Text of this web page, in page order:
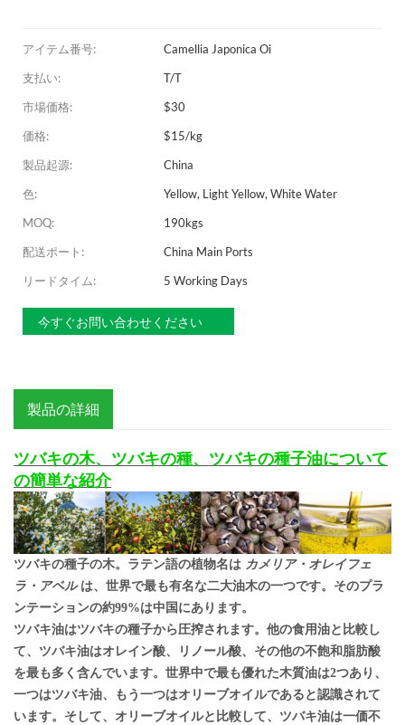
アイテム番号:
Camellia Japonica Oi
支払い:
T/T
市場価格:
$30
価格:
$15/kg
製品起源:
China
色:
Yellow, Light Yellow, White Water
MOQ:
190kgs
配送ポート:
China Main Ports
リードタイム:
5 Working Days
今すぐお問い合わせください
製品の詳細
ツバキの木、ツバキの種、ツバキの種子油について
の簡単な紹介
ツバキの種子の木。ラテン語の植物名は カメリア・オレイフェ
ラ・アベル は、世界で最も有名な二大油木の一つです。そのプラ
ンテーションの約99%は中国にあります。
ツバキ油はツバキの種子から圧搾されます。他の食用油と比較し
て、ツバキ油はオレイン酸、リノール酸、その他の不飽和脂肪酸
を最も多く含んでいます。世界中で最も優れた木質油は2つあり、
一つはツバキ油、もう一つはオリーブオイルであると認識されて
います。そして、オリーブオイルと比較して、ツバキ油は一価不